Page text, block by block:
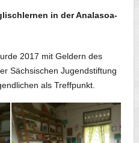
in der Analasoa-
2017 mit Geldern des
Sächsischen Jugendstiftung
als Treffpunkt.